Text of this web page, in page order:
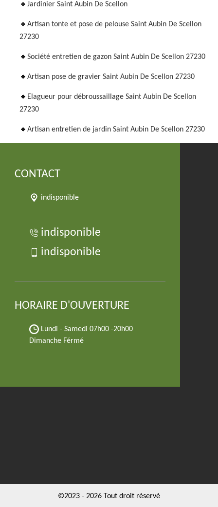
Jardinier Saint Aubin De Scellon
Artisan tonte et pose de pelouse Saint Aubin De Scellon
27230
Société entretien de gazon Saint Aubin De Scellon 27230
Artisan pose de gravier Saint Aubin De Scellon 27230
Elagueur pour débroussaillage Saint Aubin De Scellon
27230
Artisan entretien de jardin Saint Aubin De Scellon 27230
CONTACT
indisponible
indisponible
indisponible
HORAIRE D'OUVERTURE
Lundi - Samedi 07h00 -20h00
Dimanche Férmé
©2023 - 2026 Tout droit réservé